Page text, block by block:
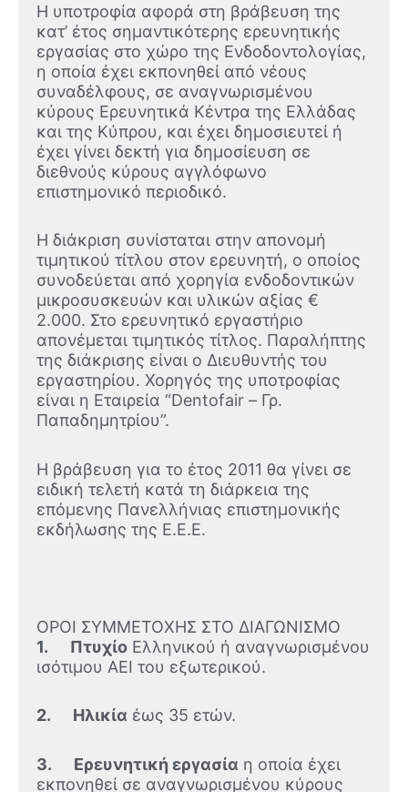
Η υποτροφία αφορά στη βράβευση της
κατ’ έτος σημαντικότερης ερευνητικής
εργασίας στο χώρο της Ενδοδοντολογίας,
η οποία έχει εκπονηθεί από νέους
συναδέλφους, σε αναγνωρισμένου
κύρους Ερευνητικά Κέντρα της Ελλάδας
και της Κύπρου, και έχει δημοσιευτεί ή
έχει γίνει δεκτή για δημοσίευση σε
διεθνούς κύρους αγγλόφωνο
επιστημονικό περιοδικό.
Η διάκριση συνίσταται στην απονομή
τιμητικού τίτλου στον ερευνητή, ο οποίος
συνοδεύεται από χορηγία ενδοδοντικών
μικροσυσκευών και υλικών αξίας €
2.000. Στο ερευνητικό εργαστήριο
απονέμεται τιμητικός τίτλος. Παραλήπτης
της διάκρισης είναι ο Διευθυντής του
εργαστηρίου. Χορηγός της υποτροφίας
είναι η Εταιρεία “Dentofair – Γρ.
Παπαδημητρίου”.
Η βράβευση για το έτος 2011 θα γίνει σε
ειδική τελετή κατά τη διάρκεια της
επόμενης Πανελλήνιας επιστημονικής
εκδήλωσης της Ε.Ε.Ε.
ΟΡΟΙ ΣΥΜΜΕΤΟΧΗΣ ΣΤΟ ΔΙΑΓΩΝΙΣΜΟ
1. Πτυχίο Ελληνικού ή αναγνωρισμένου
ισότιμου ΑΕΙ του εξωτερικού.
2. Ηλικία έως 35 ετών.
3. Ερευνητική εργασία η οποία έχει
εκπονηθεί σε αναγνωρισμένου κύρους